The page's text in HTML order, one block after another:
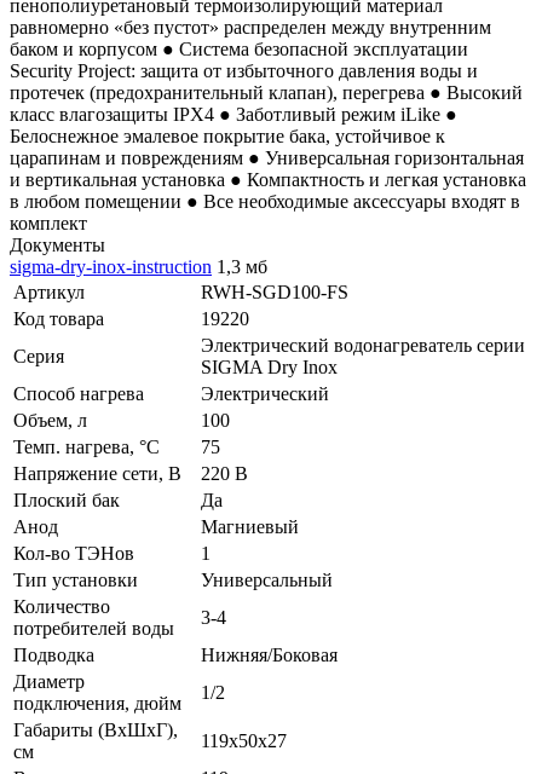
пенополиуретановый термоизолирующий материал
равномерно «без пустот» распределен между внутренним
баком и корпусом ● Система безопасной эксплуатации
Security Project: защита от избыточного давления воды и
протечек (предохранительный клапан), перегрева ● Высокий
класс влагозащиты IPX4 ● Заботливый режим iLike ●
Белоснежное эмалевое покрытие бака, устойчивое к
царапинам и повреждениям ● Универсальная горизонтальная
и вертикальная установка ● Компактность и легкая установка
в любом помещении ● Все необходимые аксессуары входят в
комплект
Документы
sigma-dry-inox-instruction 1,3 мб
Артикул
RWH-SGD100-FS
Код товара
19220
Серия
Электрический водонагреватель серии
SIGMA Dry Inox
Способ нагрева
Электрический
Объем, л
100
Темп. нагрева, °С
75
Напряжение сети, В
220 В
Плоский бак
Да
Анод
Магниевый
Кол-во ТЭНов
1
Тип установки
Универсальный
Количество
потребителей воды
3-4
Подводка
Нижняя/Боковая
Диаметр
подключения, дюйм
1/2
Габариты (ВхШхГ),
см
119х50х27